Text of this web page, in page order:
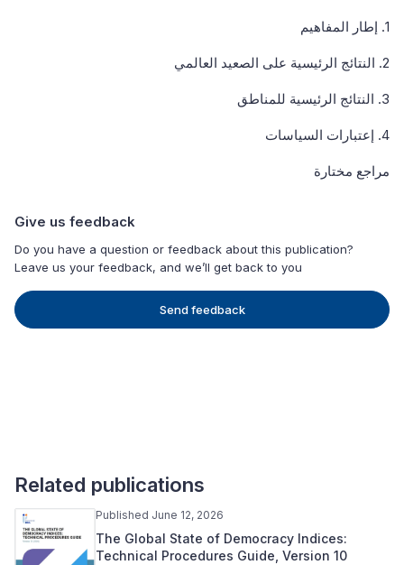
1. إطار المفاهيم
2. النتائج الرئيسية على الصعيد العالمي
3. النتائج الرئيسية للمناطق
4. إعتبارات السياسات
مراجع مختارة
Give us feedback
Do you have a question or feedback about this publication?
Leave us your feedback, and we’ll get back to you
Send feedback
Related publications
Published June 12, 2026
The Global State of Democracy Indices:
Technical Procedures Guide, Version 10